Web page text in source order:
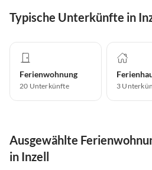
Typische Unterkünfte in
Ferienwohnung
20 Unterkünfte 3
Ausgewählte
in Inzell